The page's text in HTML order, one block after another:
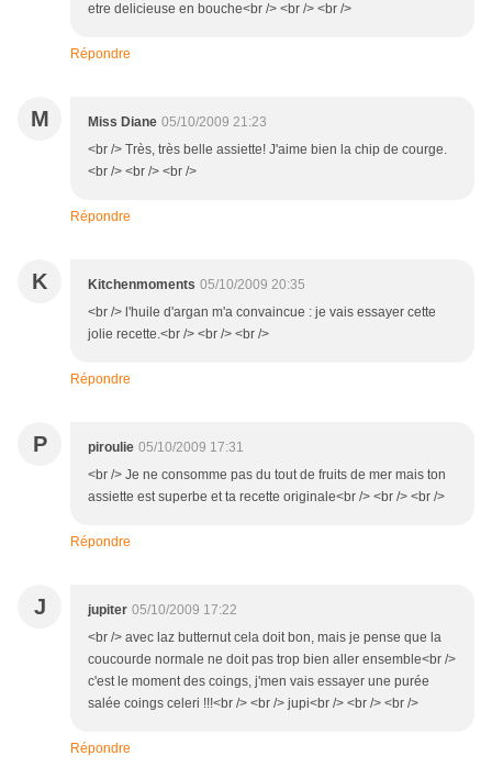
etre delicieuse en bouche<br /> <br /> <br />
Répondre
M Miss Diane 05/10/2009 21:23
<br /> Très, très belle assiette! J'aime bien la chip de courge.
<br /> <br /> <br />
Répondre
K Kitchenmoments 05/10/2009 20:35
<br /> l'huile d'argan m'a convaincue : je vais essayer cette
jolie recette.<br /> <br /> <br />
Répondre
P piroulie 05/10/2009 17:31
<br /> Je ne consomme pas du tout de fruits de mer mais ton
assiette est superbe et ta recette originale<br /> <br /> <br />
Répondre
J jupiter 05/10/2009 17:22
<br /> avec laz butternut cela doit bon, mais je pense que la
coucourde normale ne doit pas trop bien aller ensemble<br />
c'est le moment des coings, j'men vais essayer une purée
salée coings celeri !!!<br /> <br /> jupi<br /> <br /> <br />
Répondre